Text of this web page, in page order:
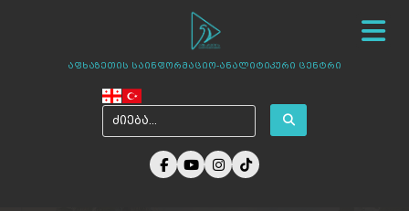
აფხაზეთის საინფორმაციო-ანალიტიკური ცენტრი
სიახლეები
ჩვენ შესახებ
ცენტრის პროექტები